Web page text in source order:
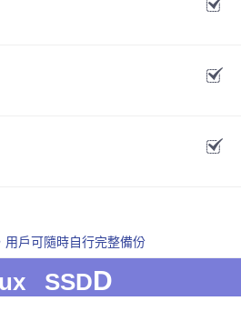
戶可隨時自行完整備份
SSDD